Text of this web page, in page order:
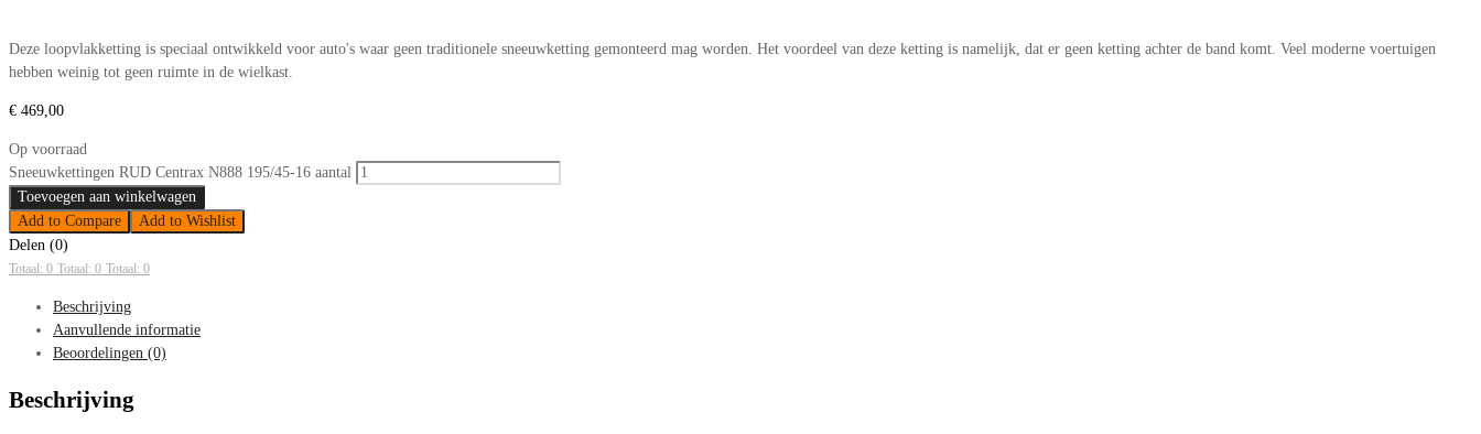
Deze loopvlakketting is speciaal ontwikkeld voor auto's waar geen traditionele sneeuwketting gemonteerd mag worden. Het voordeel van deze ketting is namelijk, dat er geen ketting achter de band komt. Veel moderne voertuigen
hebben weinig tot geen ruimte in de wielkast.
€ 469,00
Op voorraad
Sneeuwkettingen RUD Centrax N888 195/45-16 aantal
Toevoegen aan winkelwagen
Add to Compare
Add to Wishlist
Delen (0)
Totaal: 0 Totaal: 0 Totaal: 0
Beschrijving
Aanvullende informatie
Beoordelingen (0)
Beschrijving